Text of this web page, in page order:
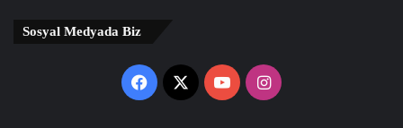
Sosyal Medyada Biz
Facebook
X YouTubeInstagram